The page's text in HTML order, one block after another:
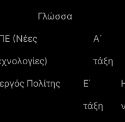
Γλώσσα
(Νέες
Α΄
τάξη
Πολίτης
Ε΄
τάξη